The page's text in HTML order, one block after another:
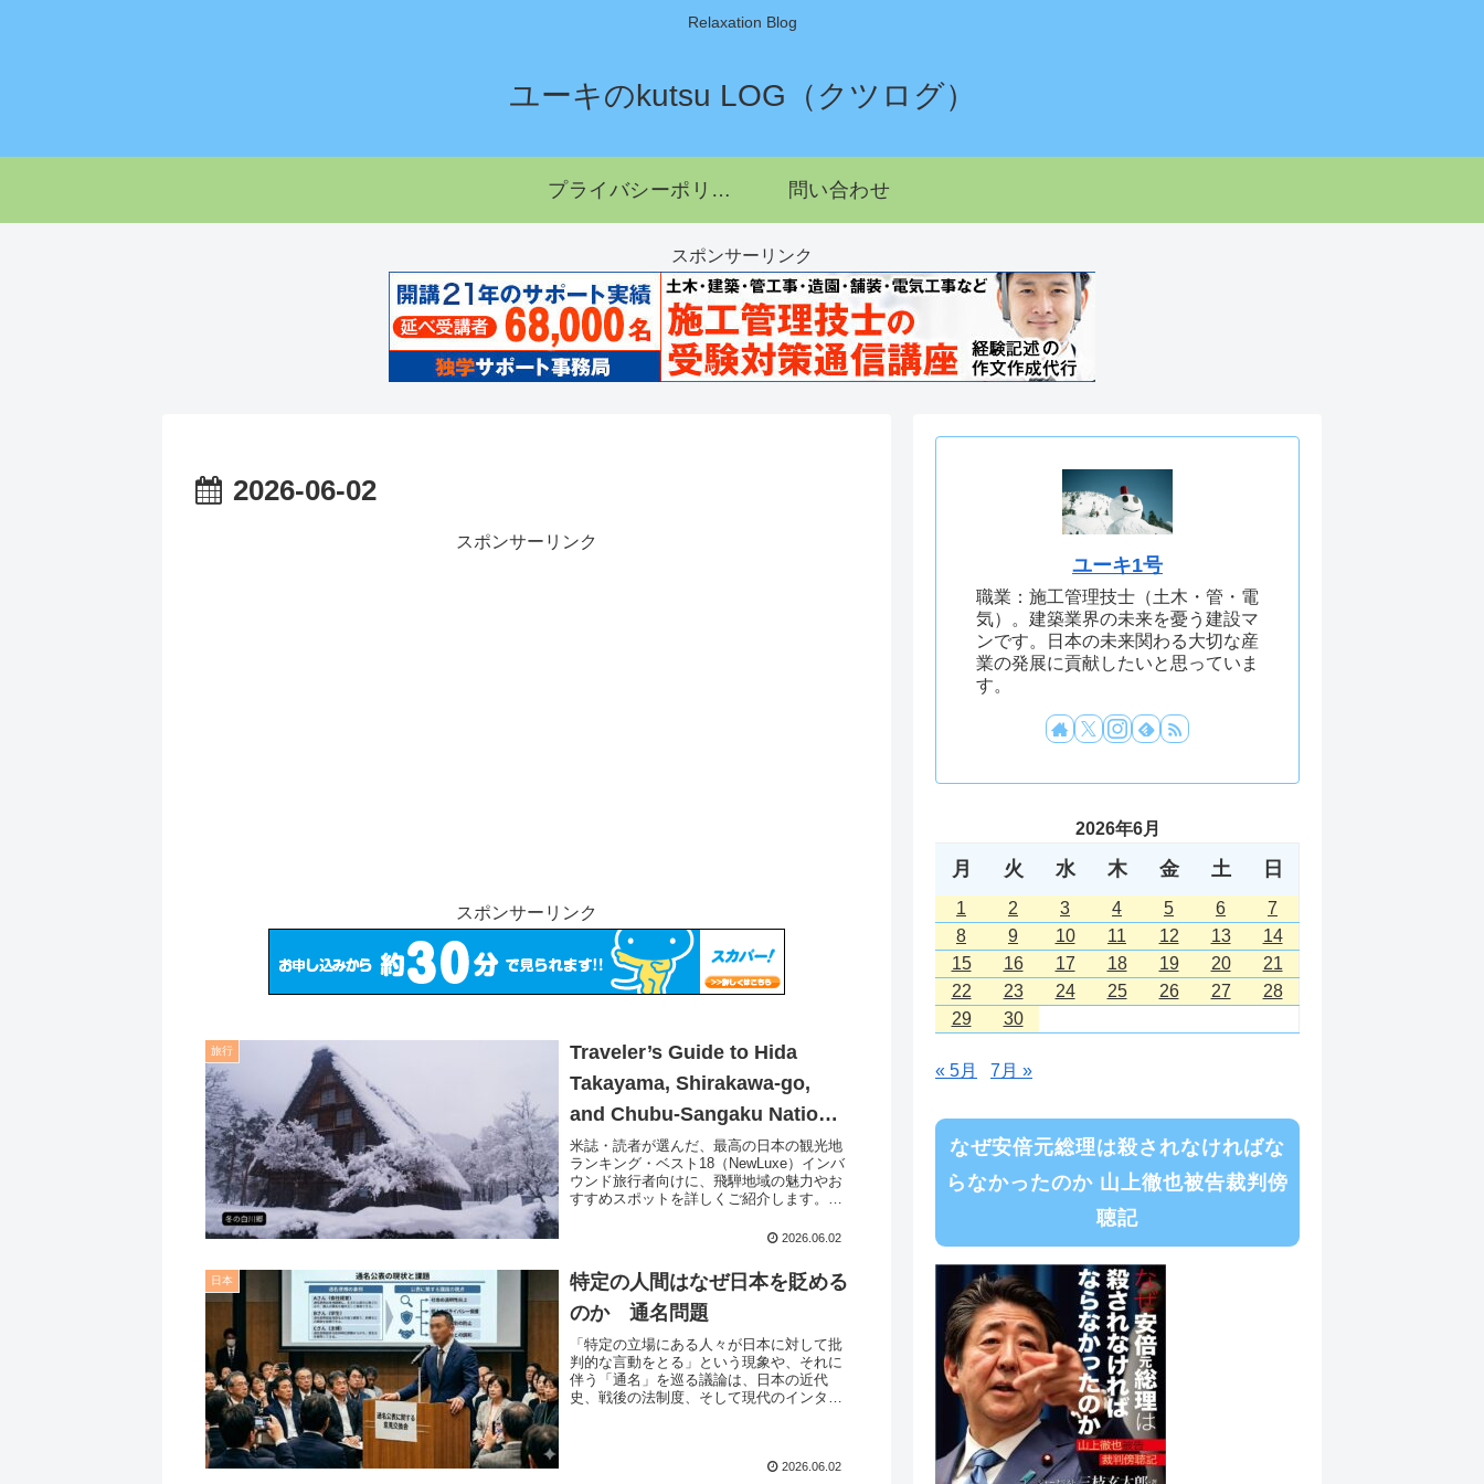
Relaxation Blog
ユーキのkutsu LOG（クツログ）
プライバシーポリシー 問い合わせ
スポンサーリンク
2026-06-02
スポンサーリンク
スポンサーリンク
旅行
Traveler’s Guide to Hida
Takayama, Shirakawa-go,
and Chubu-Sangaku National
Park: Best Spots &
Highlights
米誌・読者が選んだ、最高の日本の観光地
ランキング・ベスト18（NewLuxe）インバ
ウンド旅行者向けに、飛騨地域の魅力やお
すすめスポットを詳しくご紹介します。伝
ティビティまで、旅行計画に役立つ情報が
2026.06.02
日本
特定の人間はなぜ日本を貶める
のか 通名問題
「特定の立場にある人々が日本に対して批
判的な言動をとる」という現象や、それに
伴う「通名」を巡る議論は、日本の近代
史、戦後の法制度、そして現代のインター
2026.06.02
ユーキ1号
職業：施工管理技士（土木・管・電
気）。建築業界の未来を憂う建設マ
ンです。日本の未来関わる大切な産
業の発展に貢献したいと思っていま
す。
2026年6月
月 火 水 木 金 土 日
1 2 3 4 5 6
7
8
9 10 11 12 13
14
15
16 17 18 19 20
21
22
23 24 25 26 27
28
29
30
« 5月 7月 »
なぜ安倍元総理は殺されなければな
らなかったのか 山上徹也被告裁判傍
聴記